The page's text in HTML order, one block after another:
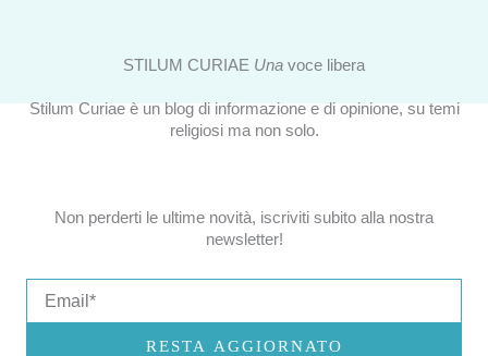
STILUM CURIAE Una voce libera
Stilum Curiae è un blog di informazione e di opinione, su temi
religiosi ma non solo.
Non perderti le ultime novità, iscriviti subito alla nostra
newsletter!
RESTA AGGIORNATO